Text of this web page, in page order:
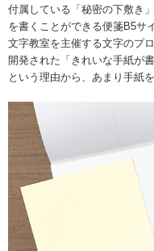
付属している「秘密の下敷き
を書くことができる便箋B5サ
文字教室を主催する文字のプ
開発された「きれいな手紙が
という理由から、あまり手紙